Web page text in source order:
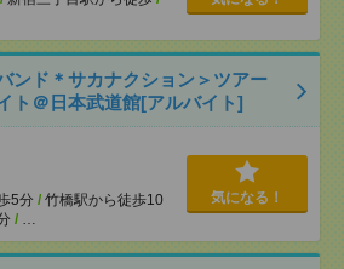
ンド＊サカナクション＞ツアー
ト＠日本武道館[アルバイト]
5分 / 竹橋駅から徒歩10
/ …
気になる！